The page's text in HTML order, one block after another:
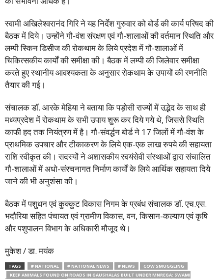
स्वामी अखिलेश्वरानंद गिरि ने यह निर्देश गुरुवार को बोर्ड की कार्य परिषद की
बैठक में दिये। उन्होंने गौ-वंश संरक्षण एवं गौ-शालाओं की वर्तमान स्थिति और
लम्पी स्किन डिसीज की रोकथाम के लिये प्रदेश में गौ-शालाओं में
चिकित्सकीय कार्यों की समीक्षा की। बैठक में लम्पी की जिलेवार समीक्षा
करते हुए स्थानीय आवश्यकता के अनुसार रोकथाम के उपायों की रणनीति
तैयार की गई।
संचालक डॉ. आरके मेहिया ने बताया कि पड़ोसी राज्यों में उद्भेद के साथ ही
मध्यप्रदेश में रोकथाम के सभी उपाय शुरू कर दिये गये थे, जिससे स्थिति
काफी हद तक नियंत्रण में है। गौ-संवर्द्धन बोर्ड ने 17 जिलों में गौ-वंश के
प्राथमिक उपचार और टीकाकरण के लिये एक-एक लाख रुपये की सहायता
राशि स्वीकृत की। सदस्यों ने अशासकीय स्वयंसेवी संस्थाओं द्वारा संचालित
गौ-शालाओं में अधो-संरचनागत निर्माण कार्यों के लिये आर्थिक सहायता दिये
जाने की भी अनुशंसा की।
बैठक में पशुधन एवं कुक्कुट विकास निगम के प्रबंध संचालक डॉ. एच.एस.
भदौरिया सहित पंचायत एवं ग्रामीण विकास, वन, किसान-कल्याण एवं कृषि
और पशुपालन विभाग के अधिकारी मौजूद थे।
मुकेश / डा. मयंक
TAGS # NATIONAL # NATIONAL NEWS # NEWS
COW SMUGGLING
KEEP ANIMALS FOUND ON ROADS IN GAUSHALAS BUILT UNDER MNREGA: SWAMI